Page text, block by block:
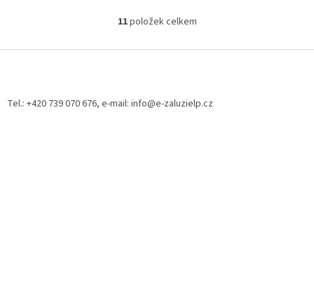
O
l
c
11položek celkem
Tel.: +420 739 070 676, e-mail: info@e-zaluzielp.cz